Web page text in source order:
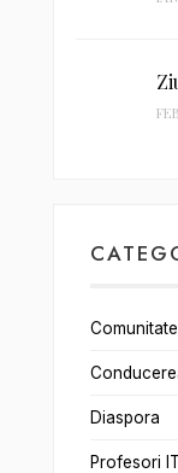
Diaspora
Profesori